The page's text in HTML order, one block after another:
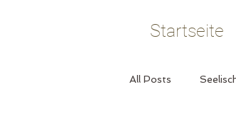
Startseite
All Posts